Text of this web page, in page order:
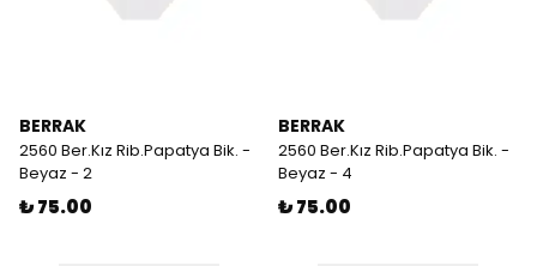
BERRAK
2560 Ber.Kız Rib.Papatya Bik. -
Beyaz - 2
₺ 75.00
BERRAK
2560 Ber.Kız Rib.Papatya Bik. -
Beyaz - 4
₺ 75.00